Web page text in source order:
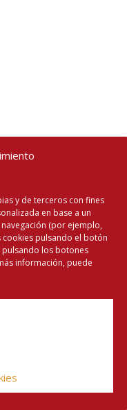
y de terceros con fines
en base a un
(por ejemplo,
cookies pulsando el botón
pulsando los botones
más información, puede